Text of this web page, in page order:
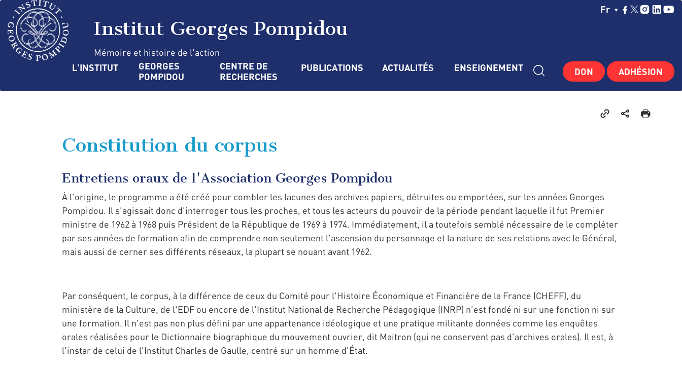
Aller
au
contenu
principal
Choisissez Votre
Fr
Institut Georges Pompidou
Mémoire et histoire de l'action
Navigation
L'INSTITUT
GEORGES
POMPIDOU
CENTRE DE
RECHERCHES
PUBLICATIONS ACTUALITÉS ENSEIGNEMENT DON ADHÉSION
Constitution du corpus
Entretiens oraux de l'Association Georges Pompidou
À l'origine, le programme a été créé pour combler les lacunes des archives papiers, détruites ou emportées, sur les années Georges
Pompidou. Il s'agissait donc d'interroger tous les proches, et tous les acteurs du pouvoir de la période pendant laquelle il fut Premier
ministre de 1962 à 1968 puis Président de la République de 1969 à 1974. Immédiatement, il a toutefois semblé nécessaire de le compléter
par ses années de formation afin de comprendre non seulement l'ascension du personnage et la nature de ses relations avec le Général,
mais aussi de cerner ses différents réseaux, la plupart se nouant avant 1962.
Par conséquent, le corpus, à la différence de ceux du Comité pour l'Histoire Économique et Financière de la France (CHEFF), du
ministère de la Culture, de l'EDF ou encore de l'Institut National de Recherche Pédagogique (INRP) n'est fondé ni sur une fonction ni sur
une formation. Il n'est pas non plus défini par une appartenance idéologique et une pratique militante données comme les enquêtes
orales réalisées pour le Dictionnaire biographique du mouvement ouvrier, dit Maitron (qui ne conservent pas d'archives orales). Il est, à
l'instar de celui de l'Institut Charles de Gaulle, centré sur un homme d'État.
Panneau de gestion des cookies